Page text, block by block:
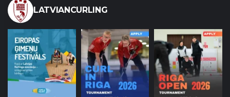
LATVIANCURLING